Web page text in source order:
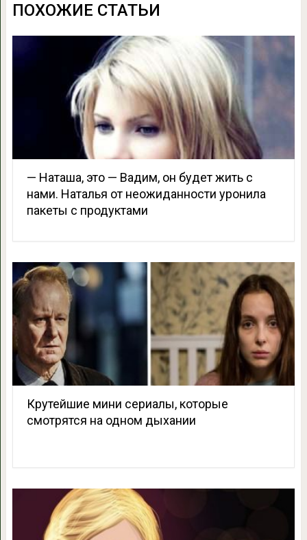
ПОХОЖИЕ СТАТЬИ
— Наташа, это — Вадим, он будет жить с
нами. Наталья от неожиданности уронила
пакеты с продуктами
Крутейшие мини сериалы, которые
смотрятся на одном дыхании